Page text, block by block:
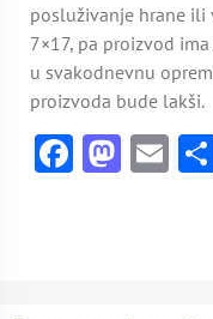
posluživanje hrane ili
7×17, pa proizvod
u svakodnevnu
proizvoda bude lakši.